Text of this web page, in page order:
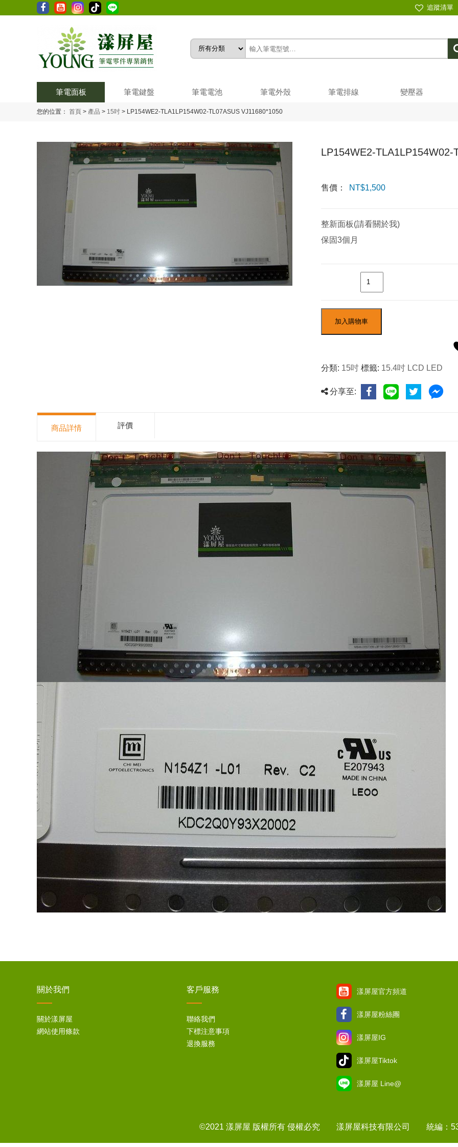
追蹤清單
筆電面板 筆電鍵盤 筆電電池 筆電外殼 筆電排線 變壓器
您的位置： 首頁 > 產品 > 15吋 > LP154WE2-TLA1LP154W02-TL07ASUS VJ11680*1050
LP154WE2-TLA1LP154W02-
售價： NT$1,500
整新面板(請看關於我)
保固3個月
加入購物車
分類: 15吋 標籤: 15.4吋 LCD LED
分享至:
商品詳情 評價
關於我們
關於漾屏屋
網站使用條款
客戶服務
聯絡我們
下標注意事項
退換服務
漾屏屋官方頻道
漾屏屋粉絲團
漾屏屋IG
漾屏屋Tiktok
漾屏屋 Line@
©2021 漾屏屋 版權所有 侵權必究 漾屏屋科技有限公司 統編：